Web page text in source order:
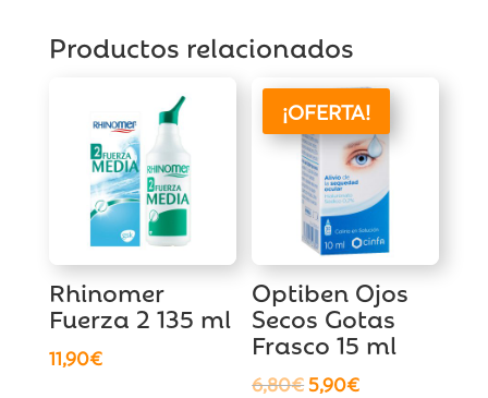
Productos relacionados
Rhinomer
Fuerza 2 135 ml
11,90€
¡OFERTA!
Optiben Ojos
Secos Gotas
Frasco 15 ml
6,80€El
5,90€El